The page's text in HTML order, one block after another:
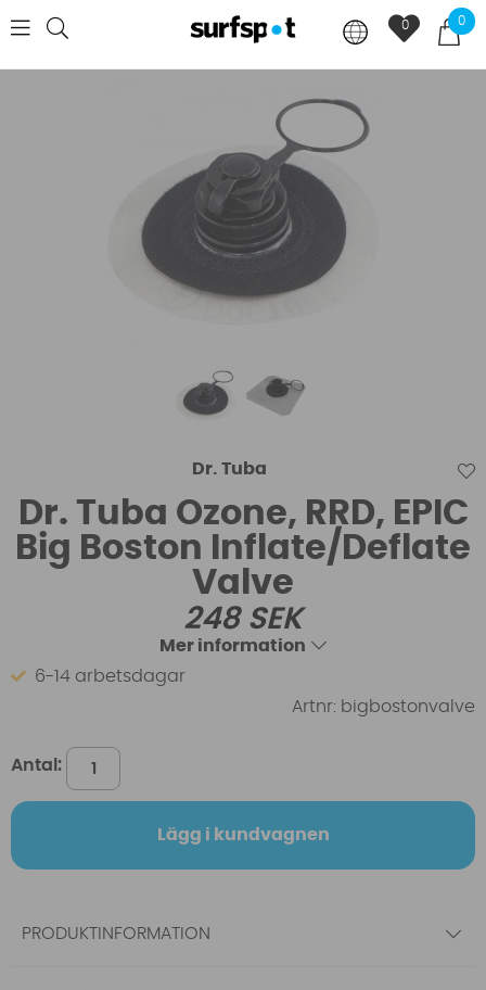
0
0
Dr. Tuba
Dr. Tuba Ozone, RRD, EPIC
Big Boston Inflate/Deflate
Valve
248SEK
Mer information
6-14 arbetsdagar
Artnr: bigbostonvalve
Antal:
Lägg i kundvagnen
PRODUKTINFORMATION